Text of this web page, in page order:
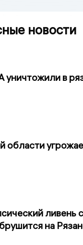
новости
в
области
ливень
на